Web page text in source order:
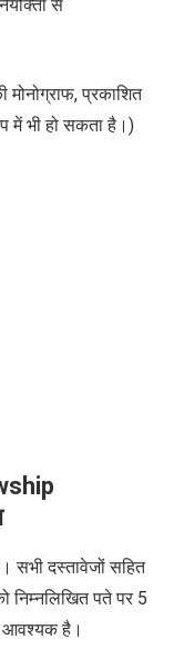
से
प्रकाशित
में भी हो सकता है।)
सभी दस्तावेजों सहित
निम्नलिखित पते पर 5
आवश्यक है।